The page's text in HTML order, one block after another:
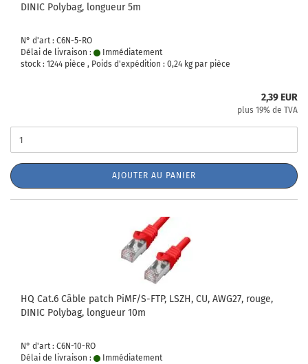
DINIC Polybag, longueur 5m
N° d'art : C6N-5-RO
Délai de livraison :
Immédiatement
stock : 1244 pièce , Poids d'expédition : 0,24 kg par pièce
2,39 EUR
plus 19% de TVA
AJOUTER AU PANIER
HQ Cat.6 Câble patch PiMF/S-FTP, LSZH, CU, AWG27, rouge,
DINIC Polybag, longueur 10m
N° d'art : C6N-10-RO
Délai de livraison :
Immédiatement